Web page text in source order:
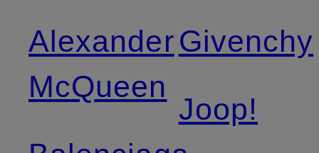
Alexander
McQueen
Givenchy
Joop!